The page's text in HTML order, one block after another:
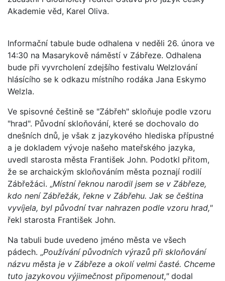
Akademie věd, Karel Oliva.
Informační tabule bude odhalena v neděli 26. února ve
14:30 na Masarykově náměstí v Zábřeze. Odhalena
bude při vyvrcholení zdejšího festivalu Welzlování
hlásícího se k odkazu místního rodáka Jana Eskymo
Welzla.
Ve spisovné češtině se "Zábřeh" skloňuje podle vzoru
"hrad". Původní skloňování, které se dochovalo do
dnešních dnů, je však z jazykového hlediska přípustné
a je dokladem vývoje našeho mateřského jazyka,
uvedl starosta města František John. Podotkl přitom,
že se archaickým skloňováním města poznají rodilí
Zábřežáci. „Místní řeknou narodil jsem se v Zábřeze,
kdo není Zábřežák, řekne v Zábřehu. Jak se čeština
vyvíjela, byl původní tvar nahrazen podle vzoru hrad,"
řekl starosta František John.
Na tabuli bude uvedeno jméno města ve všech
pádech. „Používání původních výrazů při skloňování
názvu města je v Zábřeze a okolí velmi časté. Chceme
tuto jazykovou výjimečnost připomenout,"dodal